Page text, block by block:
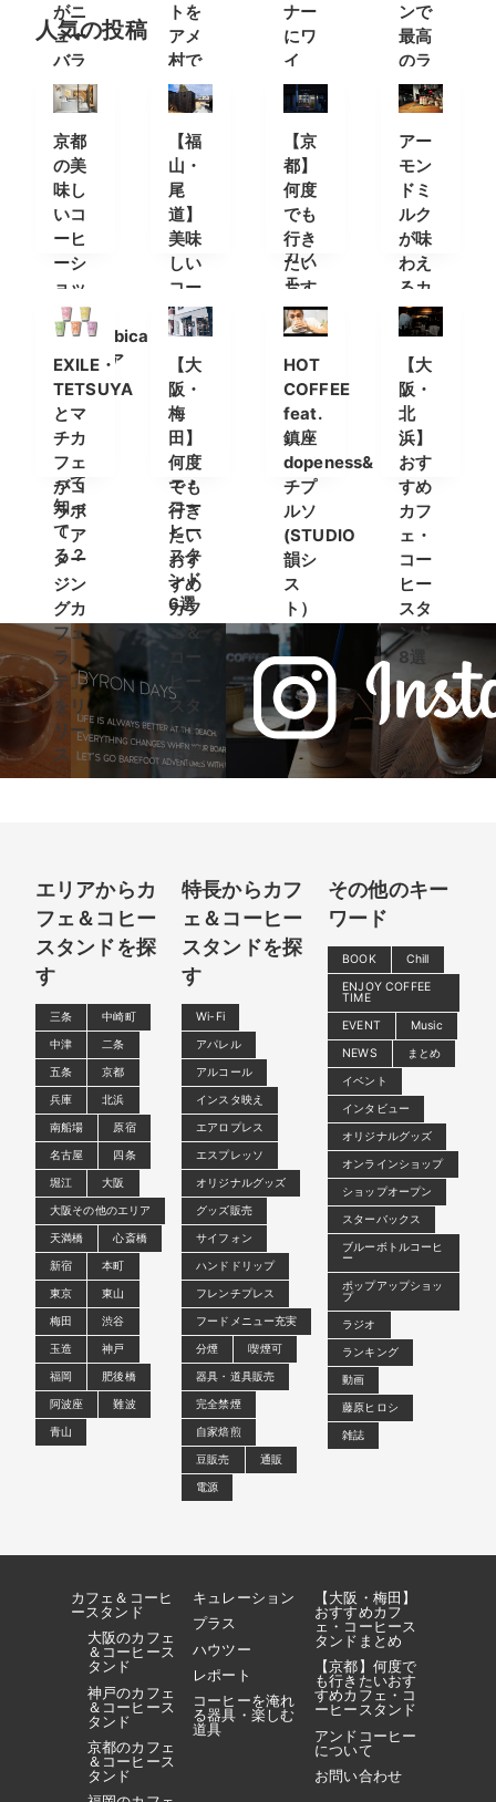
がニ
ュー
バラ
ンス
原宿
の4
階
に。
トを
アメ
村で
ナー
にワ
イ
ン？
地下
に焙
煎所
を備
えた
万能
カフ
ェ
ンで
最高
のラ
テを
人気の投稿
京都
の美
味し
いコ
ーヒ
ーシ
ョッ
プ
「%Arabica
Kyoto(ア
ラビ
カキ
ョウ
ト)」
って
知っ
て
る？
【福
山・
尾
道】
美味
しい
コー
ヒー
を求
めて
〜 お
すす
めの
カフ
ェ・
コー
ヒー
スタ
ンド
6選
【京
都】
何度
でも
行き
たい
おす
すめ
カフ
ェ＆
コー
ヒー
スタ
ンド
アー
モン
ドミ
ルク
が味
わえ
るカ
フェ
＆コ
ーヒ
ース
タン
ドま
とめ
EXILE・
TETSUYA
とマ
チカ
フェ
がコ
ラボ
「ア
メー
ジン
グカ
フェ
ラ
テ」
をリ
リー
ス
【大
阪・
梅
田】
何度
でも
行き
たい
おす
すめ
カフ
ェ＆
コー
ヒー
スタ
ンド
15選
HOT
COFFEE
feat.
鎮座
dopeness&
チプ
ルソ
(STUDIO
韻シ
ス
ト）
【大
阪・
北
浜】
おす
すめ
カフ
ェ・
コー
ヒー
スタ
ンド
8選
エリアからカ
フェ＆コヒー
スタンドを探
す
三条
中崎町
中津
二条
五条
京都
兵庫
北浜
南船場
原宿
名古屋
四条
堀江
大阪
大阪その他のエリア
天満橋
心斎橋
新宿
本町
東京
東山
梅田
渋谷
玉造
神戸
福岡
肥後橋
阿波座
難波
青山
特長からカフ
ェ＆コーヒー
スタンドを探
す
Wi-Fi
アパレル
アルコール
インスタ映え
エアロプレス
エスプレッソ
オリジナルグッズ
グッズ販売
サイフォン
ハンドドリップ
フレンチプレス
フードメニュー充実
分煙
喫煙可
器具・道具販売
完全禁煙
自家焙煎
豆販売
通販
電源
その他のキー
ワード
BOOK
Chill
ENJOY COFFEE
TIME
EVENT
Music
NEWS
まとめ
イベント
インタビュー
オリジナルグッズ
オンラインショップ
ショップオープン
スターバックス
ブルーボトルコーヒ
ー
ポップアップショッ
プ
ラジオ
ランキング
動画
藤原ヒロシ
雑誌
カフェ＆コーヒ
ースタンド
大阪のカフェ
＆コーヒース
タンド
神戸のカフェ
＆コーヒース
タンド
京都のカフェ
＆コーヒース
タンド
キュレーション
プラス
ハウツー
レポート
コーヒーを淹れ
る器具・楽しむ
道具
【大阪・梅田】
おすすめカフ
ェ・コーヒース
タンドまとめ
【京都】何度で
も行きたいおす
すめカフェ・コ
ーヒースタンド
アンドコーヒー
について
お問い合わせ